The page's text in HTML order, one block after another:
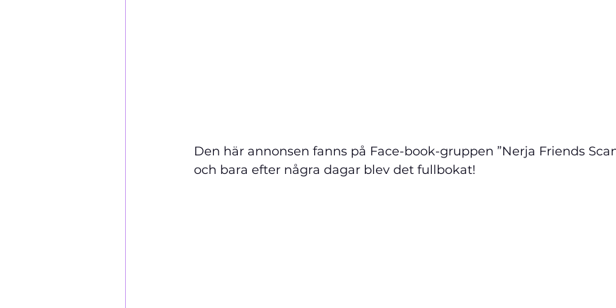
Den här annonsen fanns på Face-book-gruppen ”Nerja Friends
och bara efter några dagar blev det fullbokat!